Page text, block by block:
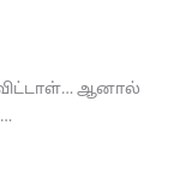
ஆனால்